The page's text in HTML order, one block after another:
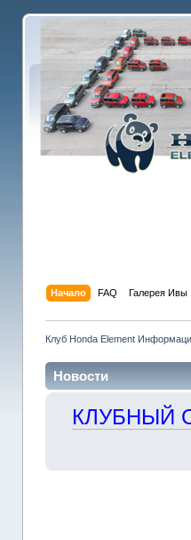
Начало FAQ Галерея Ивы
Клуб Honda Element
Новости
КЛУБНЫЙ